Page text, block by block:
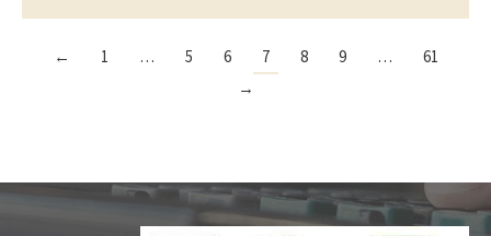
← 1 … 5 6 7 8 9 …
61
→